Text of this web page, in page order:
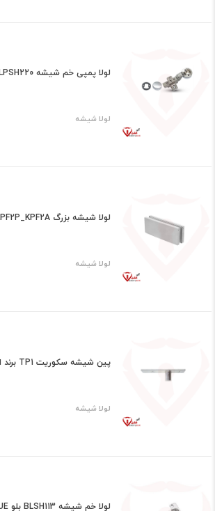
لولا پمپی خم شیشه LPSH220 بلو BLUE (عمده)
لولا شیشه
لولا شیشه بزرگ KPF2P_KPF2A ان اچ ان NHN
لولا شیشه
پین شیشه سکوریت TP1 برند ان اچ ان NHN
لولا شیشه
لولا خم شیشه BLSH113 بلو BLUE (عمده)